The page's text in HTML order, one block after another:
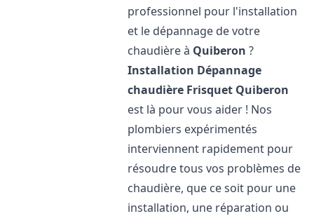
professionnel pour l'installation
et le dépannage de votre
chaudière à Quiberon ?
Installation Dépannage
chaudière Frisquet Quiberon
est là pour vous aider ! Nos
plombiers expérimentés
interviennent rapidement pour
résoudre tous vos problèmes de
chaudière, que ce soit pour une
installation, une réparation ou